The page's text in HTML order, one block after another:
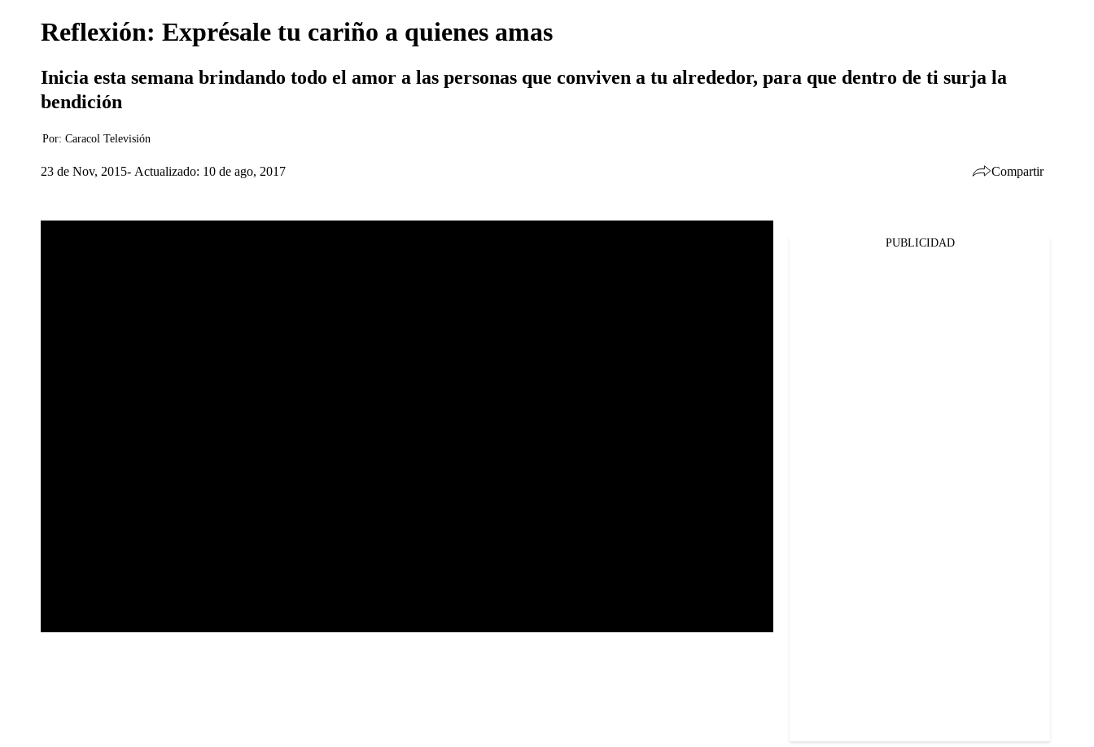
Reflexión: Exprésale tu cariño a quienes amas
Inicia esta semana brindando todo el amor a las personas que conviven a tu alrededor, para que dentro de ti surja la
bendición
Por: Caracol Televisión
23 de Nov, 2015 Actualizado: 10 de ago, 2017 Compartir
PUBLICIDAD